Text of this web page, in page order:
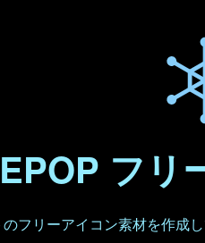
フリ
フリーアイコン素材を作成